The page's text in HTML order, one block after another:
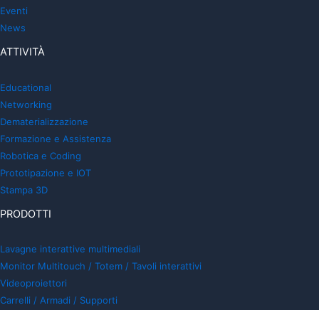
Eventi
News
ATTIVITÀ
Educational
Networking
Dematerializzazione
Formazione e Assistenza
Robotica e Coding
Prototipazione e IOT
Stampa 3D
PRODOTTI
Lavagne interattive multimediali
Monitor Multitouch / Totem / Tavoli interattivi
Videoproiettori
Carrelli / Armadi / Supporti